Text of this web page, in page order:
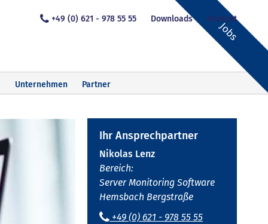
Jobs
+49 (0) 621 - 978 55 55 Downloads Kontakt
Unternehmen Partner
Ihr Ansprechpartner
Nikolas Lenz
Bereich:
Server Monitoring Software
Hemsbach Bergstraße
+49 (0) 621 - 978 55 55